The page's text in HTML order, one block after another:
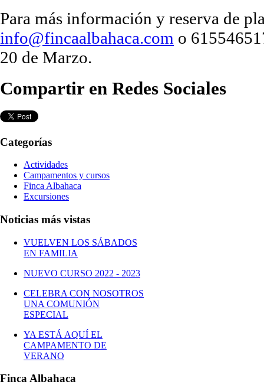
Para más información y reserva de
info@fincaalbahaca.com o
20 de Marzo.
Compartir en Redes Sociales
Categorías
Actividades
Campamentos y cursos
Finca Albahaca
Excursiones
Noticias más vistas
VUELVEN LOS SÁBADOS
EN FAMILIA
NUEVO CURSO 2022 - 2023
CELEBRA CON NOSOTROS
UNA COMUNIÓN
ESPECIAL
YA ESTÁ AQUÍ EL
CAMPAMENTO DE
VERANO
Finca Albahaca